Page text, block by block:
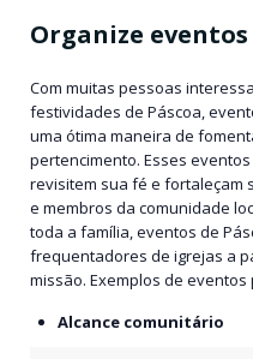
Organize eventos
Com muitas pessoas
festividades de Páscoa,
uma ótima maneira de
pertencimento. Esses
revisitem sua fé e fortaleçam
e membros da comunidade
toda a família, eventos de
frequentadores de igrejas a
missão. Exemplos de
Alcance comunitário